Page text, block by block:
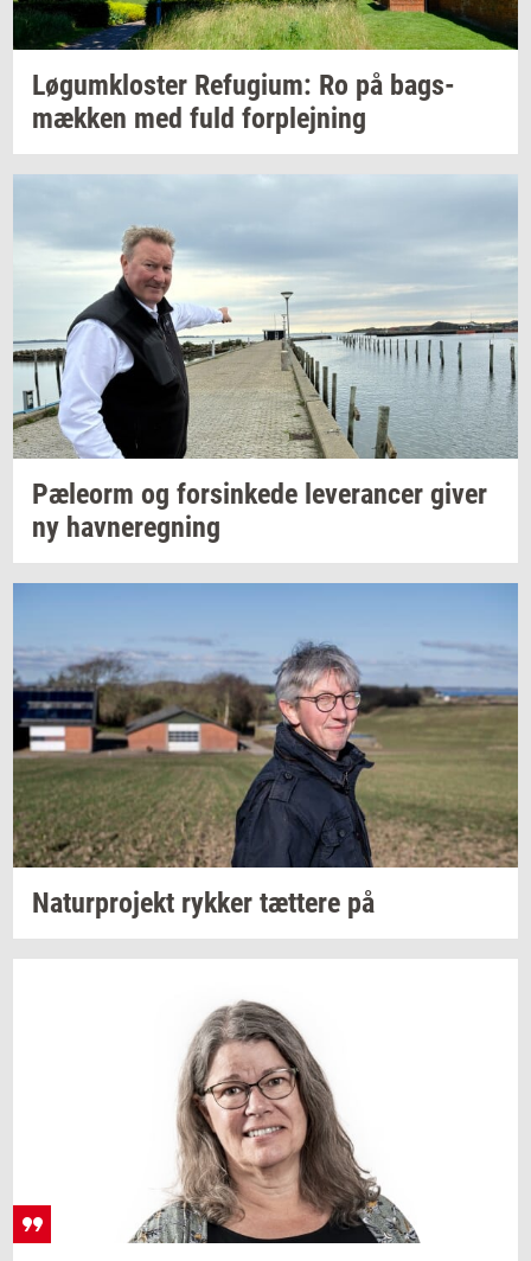
Løgum­klo­ster Re­fu­gi­um: Ro på bags­
mæk­ken med fuld for­plej­ning
Pæle­orm og for­sin­ke­de le­ve­ran­cer giver
ny hav­ne­reg­ning
Na­tur­pro­jekt ryk­ker tæt­te­re på